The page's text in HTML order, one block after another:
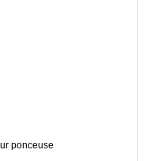
ponceuse